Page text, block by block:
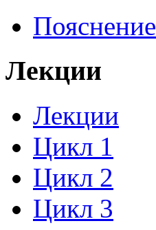
Пояснение
Лекции
Лекции
Цикл 1
Цикл 2
Цикл 3